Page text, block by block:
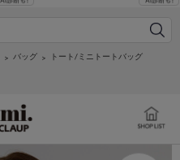
バッグ
トート/ミニトートバッグ